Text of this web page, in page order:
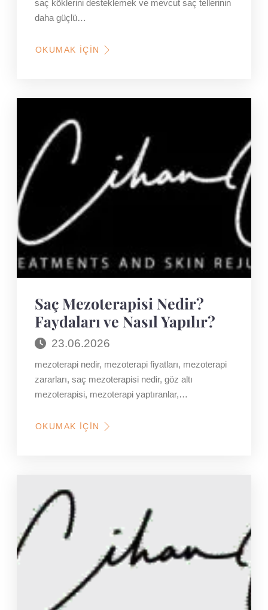
saç köklerini desteklemek ve mevcut saç tellerinin
daha güçlü…
OKUMAK İÇIN
HAKKINDA
DÖKÜLMESINDE
DESTEK
SAĞLAR?
Saç Mezoterapisi Nedir?
Faydaları ve Nasıl Yapılır?
23.06.2026
mezoterapi nedir, mezoterapi fiyatları, mezoterapi
zararları, saç mezoterapisi nedir, göz altı
mezoterapisi, mezoterapi yaptıranlar,…
OKUMAK İÇIN
HAKKINDA
NASIL
YAPILIR?